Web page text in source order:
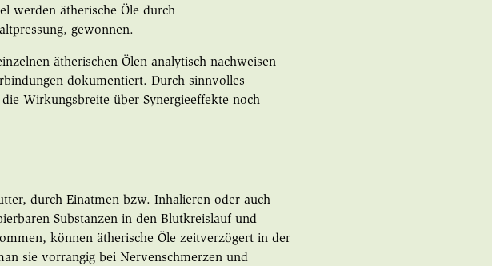
werden ätherische Öle durch
gewonnen.
ätherischen Ölen analytisch nachweisen
dokumentiert. Durch sinnvolles
Wirkungsbreite über Synergieeffekte noch
durch Einatmen bzw. Inhalieren oder auch
Substanzen in den Blutkreislauf und
können ätherische Öle zeitverzögert in der
sie vorrangig bei Nervenschmerzen und